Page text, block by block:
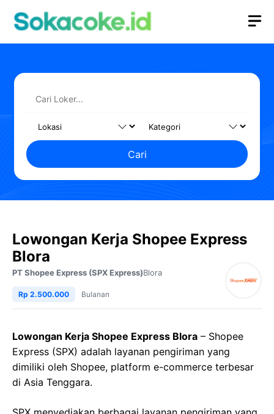
Cari
Lowongan Kerja Shopee Express
Blora
PT Shopee Express (SPX Express)Blora
Rp 2.500.000 Bulanan
Lowongan Kerja Shopee Express Blora – Shopee
Express (SPX) adalah layanan pengiriman yang
dimiliki oleh Shopee, platform e-commerce terbesar
di Asia Tenggara.